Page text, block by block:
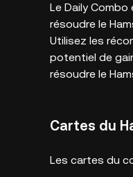
Le Daily
résoudre le
Utilisez les
potentiel de
résoudre le
Cartes du
Les cartes du